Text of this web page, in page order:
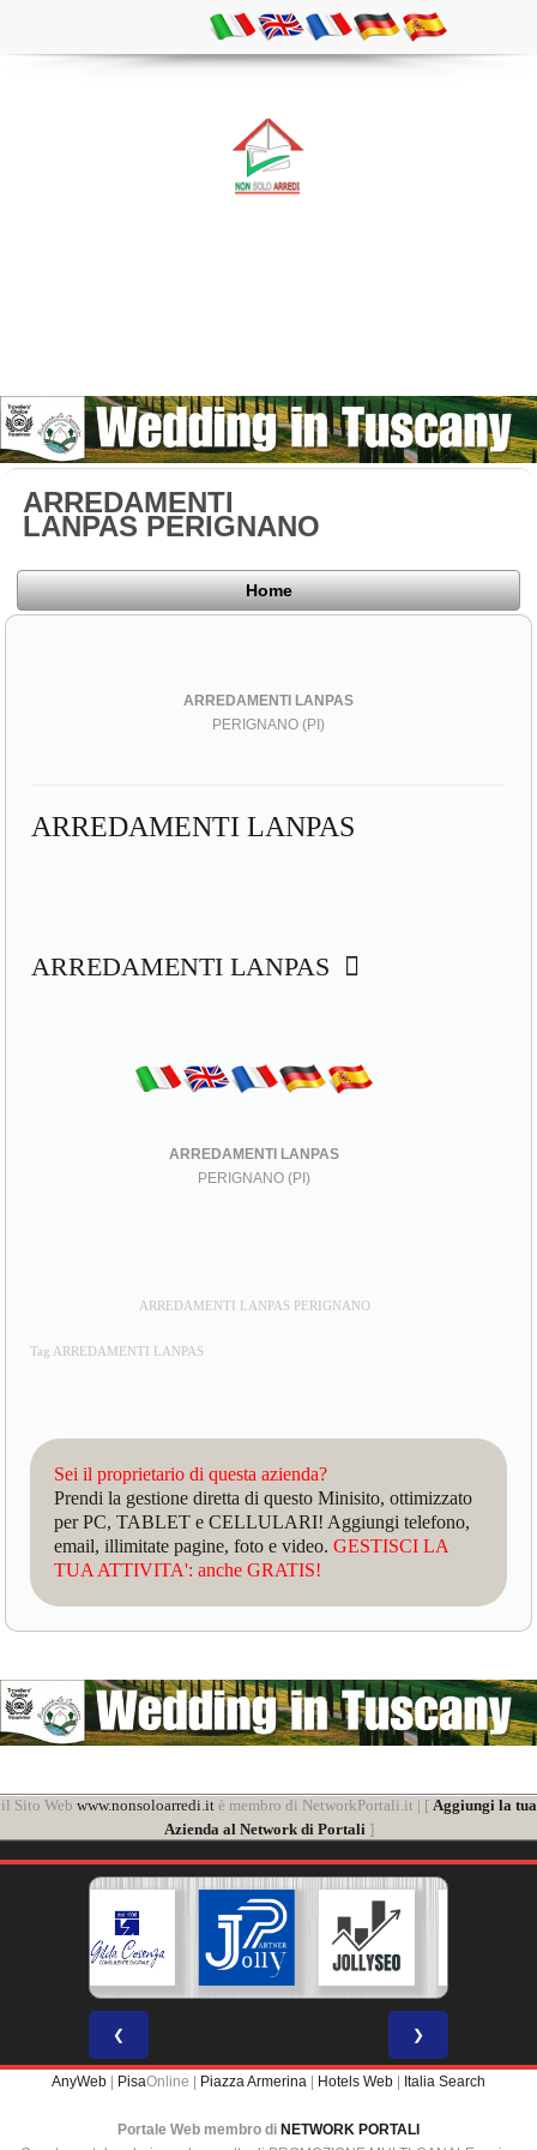
ARREDAMENTI
LANPAS PERIGNANO
Home
ARREDAMENTI LANPAS
PERIGNANO (PI)
ARREDAMENTI LANPAS
ARREDAMENTI LANPAS
ARREDAMENTI LANPAS
PERIGNANO (PI)
ARREDAMENTI LANPAS PERIGNANO
Tag ARREDAMENTI LANPAS
Sei il proprietario di questa azienda?
Prendi la gestione diretta di questo Minisito, ottimizzato
per PC, TABLET e CELLULARI! Aggiungi telefono,
email, illimitate pagine, foto e video.GESTISCI LA
TUA ATTIVITA': anche GRATIS!
il Sito Web www.nonsoloarredi.itè membro di NetworkPortali.it | [ Aggiungi la tua
Azienda al Network di Portali]
❮ ❯
AnyWeb PisaOnline | Piazza Armerina Hotels Web Italia Search
Portale Web membro di NETWORK PORTALI